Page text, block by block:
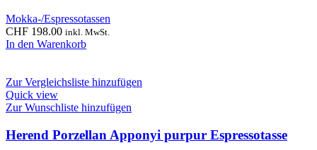
Mokka-/Espressotassen
CHF 198.00 inkl. MwSt.
In den Warenkorb
Zur Vergleichsliste hinzufügen
Quick view
Zur Wunschliste hinzufügen
Herend Porzellan Apponyi purpur Espressotasse